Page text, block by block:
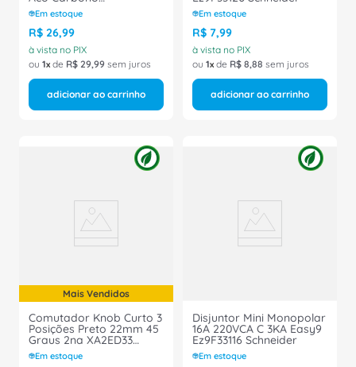
Galvanizado Eletrolitico
35 X 7,5 X 2000 Mm
1206421 Phoenix Contact
Em estoque
R$ 26,99
à vista no PIX
ou 1 de R$ 29,99 sem juros
adicionar ao carrinho
Em estoque
R$ 7,99
à vista no PIX
ou 1 de R$ 8,88 sem juros
adicionar ao carrinho
Mais Vendidos
Comutador Knob Curto 3
Posições Preto 22mm 45
Graus 2na XA2ED33
Schneider
Em estoque
Disjuntor Mini Monopolar
16A 220VCA C 3KA Easy9
Ez9F33116 Schneider
Em estoque